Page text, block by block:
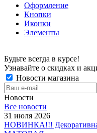
Оформление
Кнопки
Иконки
Элементы
Будьте всегда в курсе!
Узнавайте о скидках и
Новости магазина
Новости
Все новости
31 июля 2026
НОВИНКА!!!